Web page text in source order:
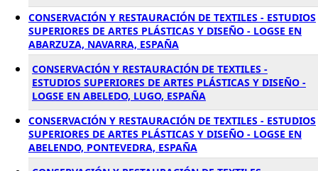
CONSERVACIÓN Y RESTAURACIÓN DE TEXTILES - ESTUDIOS
SUPERIORES DE ARTES PLÁSTICAS Y DISEÑO - LOGSE EN
ABARZUZA, NAVARRA, ESPAÑA
CONSERVACIÓN Y RESTAURACIÓN DE TEXTILES -
ESTUDIOS SUPERIORES DE ARTES PLÁSTICAS Y DISEÑO -
LOGSE EN ABELEDO, LUGO, ESPAÑA
CONSERVACIÓN Y RESTAURACIÓN DE TEXTILES - ESTUDIOS
SUPERIORES DE ARTES PLÁSTICAS Y DISEÑO - LOGSE EN
ABELENDO, PONTEVEDRA, ESPAÑA